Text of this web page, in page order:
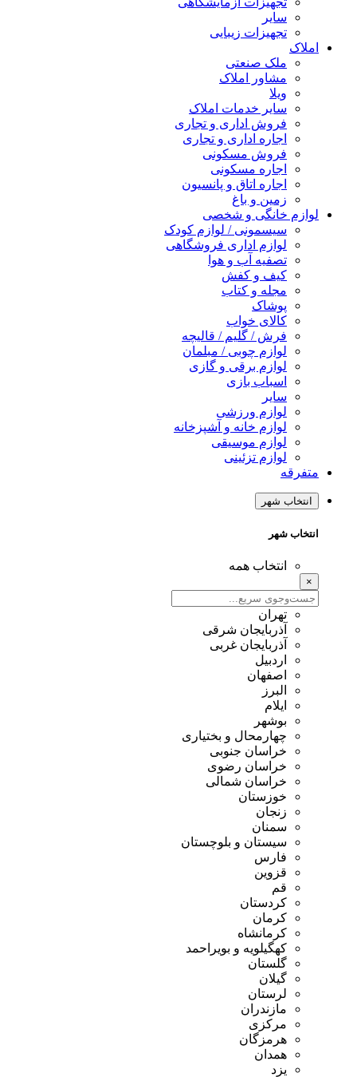
سایر
تجهیزات زیبایی
املاک
ملک صنعتی
مشاور املاک
ویلا
سایر خدمات املاک
فروش اداری و تجاری
اجاره اداری و تجاری
فروش مسکونی
اجاره مسکونی
اجاره اتاق و پانسیون
زمین و باغ
لوازم خانگی و شخصی
سیسمونی / لوازم کودک
لوازم اداری فروشگاهی
تصفیه آب و هوا
کیف و کفش
مجله و کتاب
پوشاک
کالای خواب
فرش / گلیم / قالیچه
لوازم چوبی / مبلمان
لوازم برقی و گازی
اسباب بازی
سایر
لوازم ورزشی
لوازم خانه و آشپزخانه
لوازم موسیقی
لوازم تزئینی
متفرقه
انتخاب شهر
انتخاب شهر
انتخاب همه
×
تهران
آذربایجان شرقی
آذربایجان غربی
اردبیل
اصفهان
البرز
ایلام
بوشهر
چهارمحال و بختیاری
خراسان جنوبی
خراسان رضوی
خراسان شمالی
خوزستان
زنجان
سمنان
سیستان و بلوچستان
فارس
قزوین
قم
کردستان
کرمان
کرمانشاه
کهگیلویه و بویراحمد
گلستان
گیلان
لرستان
مازندران
مرکزی
هرمزگان
همدان
یزد